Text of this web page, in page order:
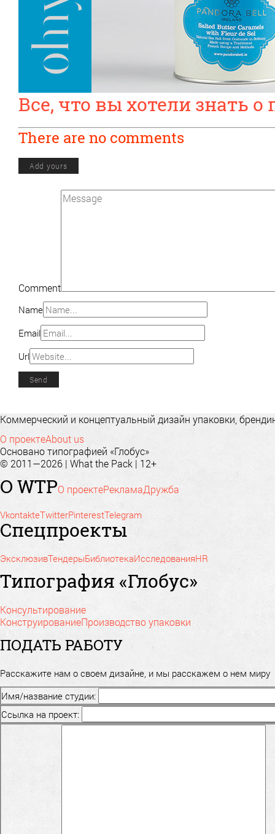
Все, что вы хотели знать
There are no comments
Add yours
Comment
Name
Email
Url
Коммерческий и концептуальный дизайн упаковки,
О проектеAbout us
Основано типографией «Глобус»
© 2011—2026 | What the Pack | 12+
О WTPО проектеРекламаДружба
VkontakteTwitterPinterestTelegram
Спецпроекты
ЭксклюзивТендерыБиблиотекаИсследованияHR
Типография «Глобус»
Консультирование
КонструированиеПроизводство упаковки
ПОДАТЬ РАБОТУ
Расскажите нам о своем дизайне, и мы расскажем о нем миру
Имя/название студии:
Ссылка на проект: